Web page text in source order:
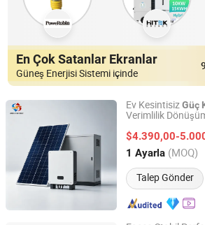
En Çok Satanlar Ekranlar
Güneş Enerjisi Sistemi içinde
Ev KesintisizGüç
Verimlilik
$4.390,00-
1 Ayarla (MOQ)
Talep Gönder
Dezhou Hongdian New Energy
Shandong, China Fiyat